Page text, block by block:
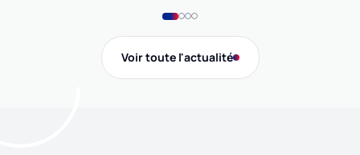
Voir toute l'actualité